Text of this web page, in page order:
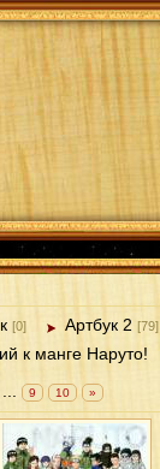
[0] Артбук 2 [79]
к манге Наруто!
... 9 10 »